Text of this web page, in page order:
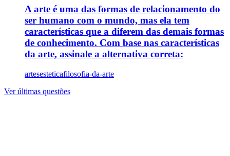
A arte é uma das formas de relacionamento do
ser humano com o mundo, mas ela tem
características que a diferem das demais formas
de conhecimento. Com base nas características
da arte, assinale a alternativa correta:
artesesteticafilosofia-da-arte
Ver últimas questões